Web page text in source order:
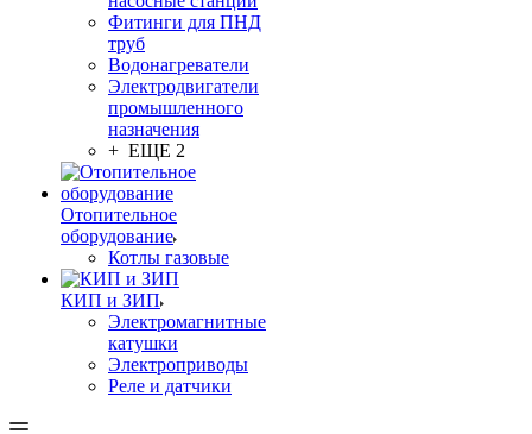
Фитинги для ПНД
труб
Водонагреватели
Электродвигатели
промышленного
назначения
+ ЕЩЕ 2
Отопительное
оборудование
Котлы газовые
КИП и ЗИП
Электромагнитные
катушки
Электроприводы
Реле и датчики